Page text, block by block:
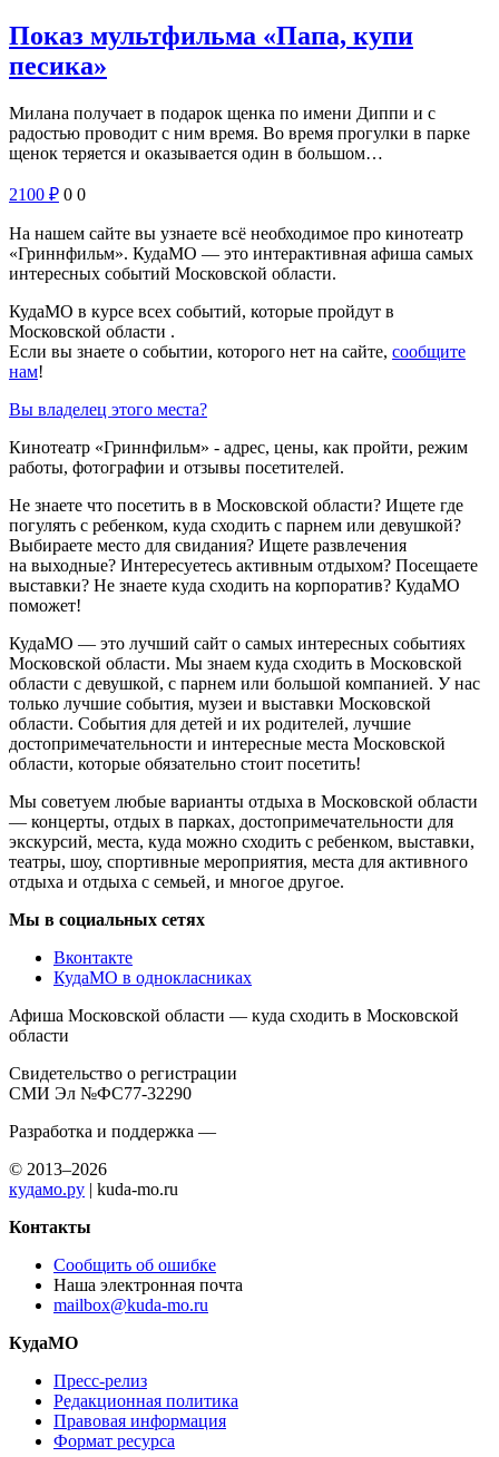
Показ мультфильма «Папа, купи
песика»
Милана получает в подарок щенка по имени Диппи и с
радостью проводит с ним время. Во время прогулки в парке
щенок теряется и оказывается один в большом…
2100 ₽ 0 0
На нашем сайте вы узнаете всё необходимое про кинотеатр
«Гриннфильм». КудаМО — это интерактивная афиша самых
интересных событий Московской области.
КудаМО в курсе всех событий, которые пройдут в
Московской области .
Если вы знаете о событии, которого нет на сайте, сообщите
нам!
Вы владелец этого места?
Кинотеатр «Гриннфильм» - адрес, цены, как пройти, режим
работы, фотографии и отзывы посетителей.
Не знаете что посетить в в Московской области? Ищете где
погулять с ребенком, куда сходить с парнем или девушкой?
Выбираете место для свидания? Ищете развлечения
на выходные? Интересуетесь активным отдыхом? Посещаете
выставки? Не знаете куда сходить на корпоратив? КудаМО
поможет!
КудаМО — это лучший сайт о самых интересных событиях
Московской области. Мы знаем куда сходить в Московской
области с девушкой, с парнем или большой компанией. У нас
только лучшие события, музеи и выставки Московской
области. События для детей и их родителей, лучшие
достопримечательности и интересные места Московской
области, которые обязательно стоит посетить!
Мы советуем любые варианты отдыха в Московской области
— концерты, отдых в парках, достопримечательности для
экскурсий, места, куда можно сходить с ребенком, выставки,
театры, шоу, спортивные мероприятия, места для активного
отдыха и отдыха с семьей, и многое другое.
Мы в социальных сетях
Вконтакте
КудаМО в однокласниках
Афиша Московской области — куда сходить в Московской
области
Свидетельство о регистрации
СМИ Эл №ФС77-32290
Разработка и поддержка —
© 2013–2026
кудамо.ру | kuda-mo.ru
Контакты
Сообщить об ошибке
Наша электронная почта
mailbox@kuda-mo.ru
КудаМО
Пресс-релиз
Редакционная политика
Правовая информация
Формат ресурса